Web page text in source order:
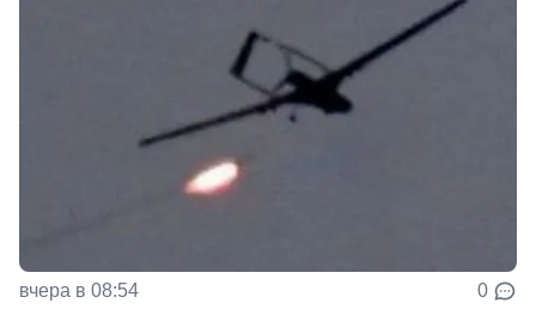
вчера в 08:54 0